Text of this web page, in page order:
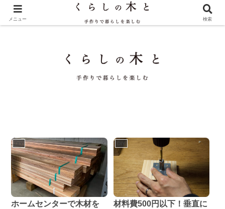
メニュー 検索
DIY
ホームセンターで木材を
DIY
材料費500円以下！垂直に